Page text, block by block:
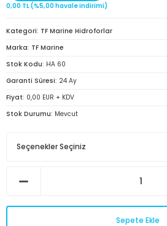
0,00 TL (%5,00 havale indirimi)
Kategori TF Marine Hidroforlar
Marka TF Marine
Stok Kodu HA 60
Garanti Süresi 24 Ay
Fiyat 0,00 EUR + KDV
Stok Durumu Mevcut
Sepete Ekle